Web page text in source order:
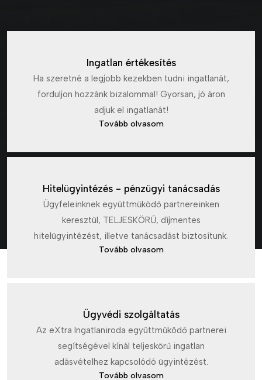
Ingatlan értékesítés
Ha szeretné a legjobb kezekben tudni ingatlanát,
forduljon hozzánk bizalommal! Gyorsan, jó áron
adjuk el ingatlanát!
Tovább olvasom
Hitelügyintézés - pénzügyi tanácsadás
Ügyfeleinknek együttműködő partnereinken
keresztül, TELJESKÖRŰ, díjmentes
hitelügyintézést, illetve tanácsadást biztosítunk.
Tovább olvasom
Ügyvédi szolgáltatás
Az eXtra Ingatlaniroda együttműködő partnerei
segítségével kínál teljeskörű ingatlan
adásvételhez kapcsolódó ügyintézést.
Tovább olvasom